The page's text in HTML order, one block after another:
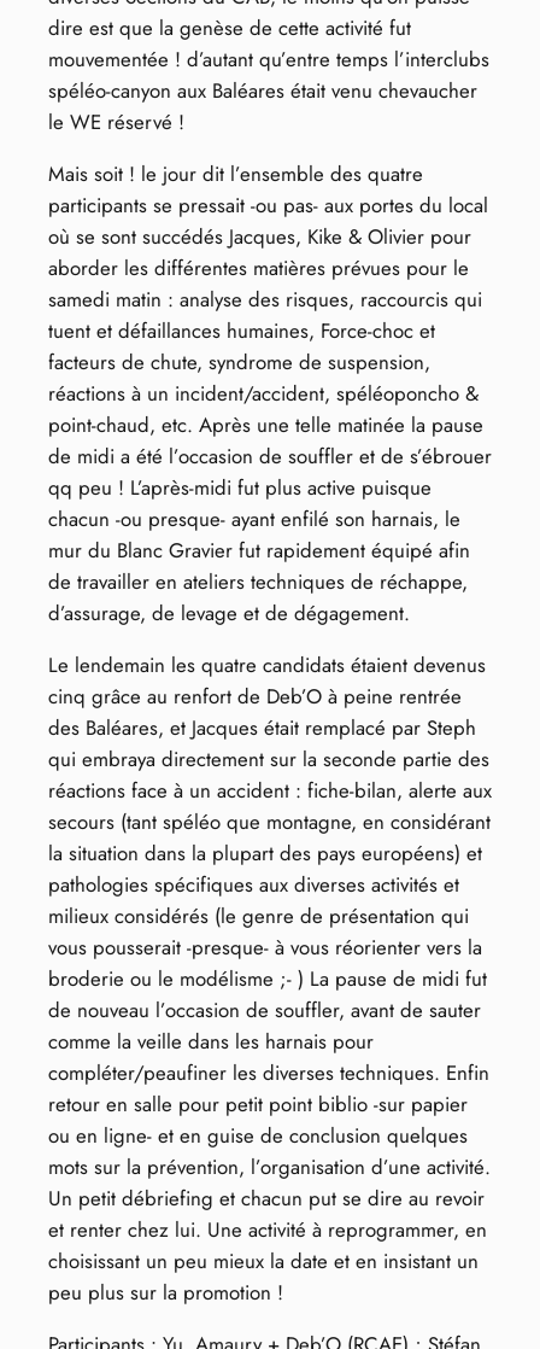
dire est que la genèse de cette activité fut
mouvementée ! d’autant qu’entre temps l’interclubs
spéléo-canyon aux Baléares était venu chevaucher
le WE réservé !
Mais soit ! le jour dit l’ensemble des quatre
participants se pressait -ou pas- aux portes du local
où se sont succédés Jacques, Kike & Olivier pour
aborder les différentes matières prévues pour le
samedi matin : analyse des risques, raccourcis qui
tuent et défaillances humaines, Force-choc et
facteurs de chute, syndrome de suspension,
réactions à un incident/accident, spéléoponcho &
point-chaud, etc. Après une telle matinée la pause
de midi a été l’occasion de souffler et de s’ébrouer
qq peu ! L’après-midi fut plus active puisque
chacun -ou presque- ayant enfilé son harnais, le
mur du Blanc Gravier fut rapidement équipé afin
de travailler en ateliers techniques de réchappe,
d’assurage, de levage et de dégagement.
Le lendemain les quatre candidats étaient devenus
cinq grâce au renfort de Deb’O à peine rentrée
des Baléares, et Jacques était remplacé par Steph
qui embraya directement sur la seconde partie des
réactions face à un accident : fiche-bilan, alerte aux
secours (tant spéléo que montagne, en considérant
la situation dans la plupart des pays européens) et
pathologies spécifiques aux diverses activités et
milieux considérés (le genre de présentation qui
vous pousserait -presque- à vous réorienter vers la
broderie ou le modélisme ;- ) La pause de midi fut
de nouveau l’occasion de souffler, avant de sauter
comme la veille dans les harnais pour
compléter/peaufiner les diverses techniques. Enfin
retour en salle pour petit point biblio -sur papier
ou en ligne- et en guise de conclusion quelques
mots sur la prévention, l’organisation d’une activité.
Un petit débriefing et chacun put se dire au revoir
et renter chez lui. Une activité à reprogrammer, en
choisissant un peu mieux la date et en insistant un
peu plus sur la promotion !